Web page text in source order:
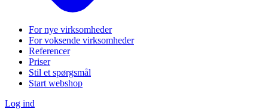
For nye virksomheder
For voksende virksomheder
Referencer
Priser
Stil et spørgsmål
Start webshop
Log ind